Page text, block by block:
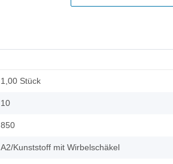
1,00 Stück
10
850
A2/Kunststoff mit Wirbelschäkel